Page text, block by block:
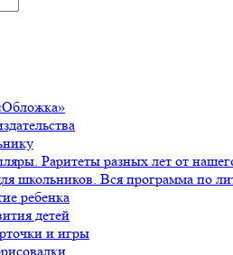
Раритеты разных лет от
школьников. Вся программа по
ребенка
детей
и игры